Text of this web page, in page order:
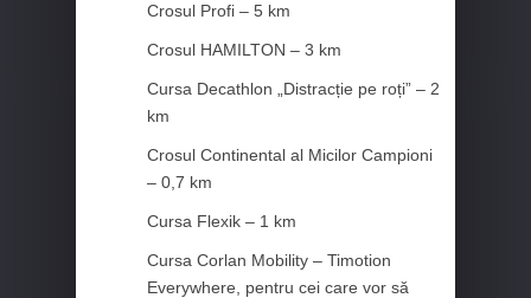
Crosul Profi – 5 km
Crosul HAMILTON – 3 km
Cursa Decathlon „Distracție pe roți” – 2
km
Crosul Continental al Micilor Campioni
– 0,7 km
Cursa Flexik – 1 km
Cursa Corlan Mobility – Timotion
Everywhere, pentru cei care vor să